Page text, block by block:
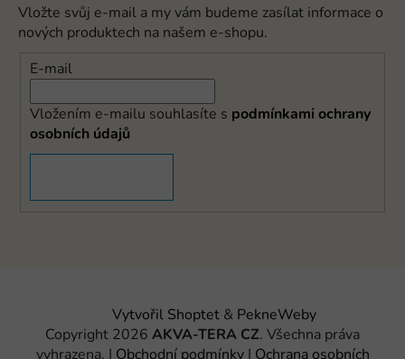
Vložte svůj e-mail a my vám budeme zasílat informace o
nových produktech na našem e-shopu.
E-mail
Vložením e-mailu souhlasíte s podmínkami ochrany
osobních údajů
Vytvořil Shoptet& PekneWeby
Copyright 2026 AKVA-TERA CZ. Všechna práva
vyhrazena. | Obchodní podmínky| Ochrana osobních